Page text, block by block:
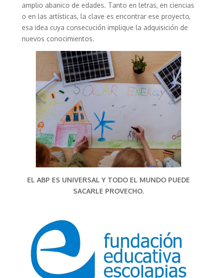
amplio abanico de edades. Tanto en letras, en ciencias
o en las artísticas, la clave es encontrar ese proyecto,
esa idea cuya consecución implique la adquisición de
nuevos conocimientos.
EL ABP ES UNIVERSAL Y TODO EL MUNDO PUEDE
SACARLE PROVECHO.